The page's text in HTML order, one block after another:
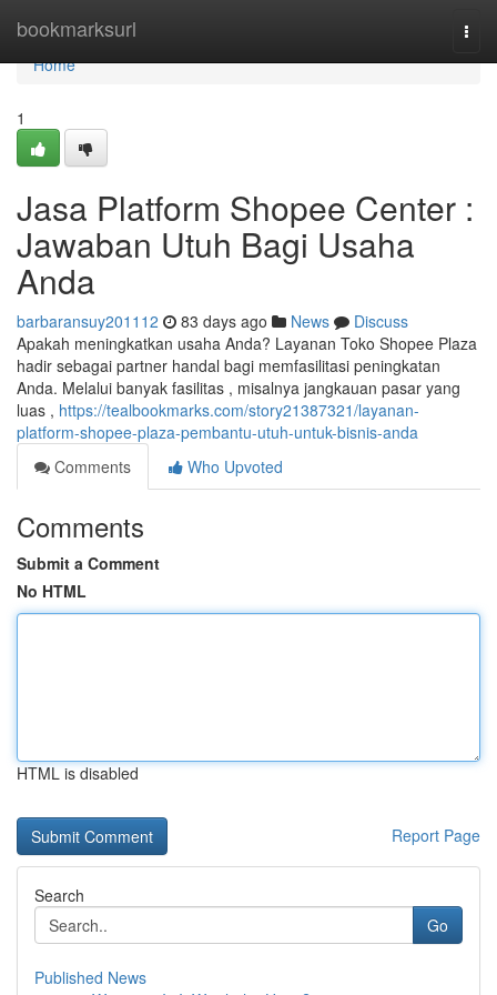
bookmarksurl
Home
Home
1
Jasa Platform Shopee Center :
Jawaban Utuh Bagi Usaha
Anda
barbaransuy201112 83 days ago News
Discuss
Apakah meningkatkan usaha Anda? Layanan Toko Shopee Plaza
hadir sebagai partner handal bagi memfasilitasi peningkatan
Anda. Melalui banyak fasilitas , misalnya jangkauan pasar yang
luas , https://tealbookmarks.com/story21387321/layanan-
platform-shopee-plaza-pembantu-utuh-untuk-bisnis-anda
Comments
Who Upvoted
Comments
Submit a Comment
No HTML
HTML is disabled
Report Page
Search
Go
Published News